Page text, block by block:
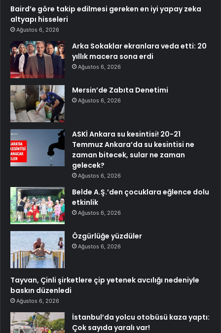
Baird’e göre takip edilmesi gereken en iyi yapay zeka
altyapı hisseleri
Ağustos 6, 2026
Arka Sokaklar ekranlara veda etti: 20
yıllık macera sona erdi
Ağustos 6, 2026
Mersin’de Zabıta Denetimi
Ağustos 6, 2026
ASKİ Ankara su kesintisi! 20-21
Temmuz Ankara’da su kesintisi ne
zaman bitecek, sular ne zaman
gelecek?
Ağustos 6, 2026
Belde A.Ş.’den çocuklara eğlence dolu
etkinlik
Ağustos 6, 2026
Özgürlüğe yüzdüler
Ağustos 6, 2026
Tayvan, Çinli şirketlere çip yetenek avcılığı nedeniyle
baskın düzenledi
Ağustos 6, 2026
İstanbul’da yolcu otobüsü kaza yaptı:
Çok sayıda yaralı var!